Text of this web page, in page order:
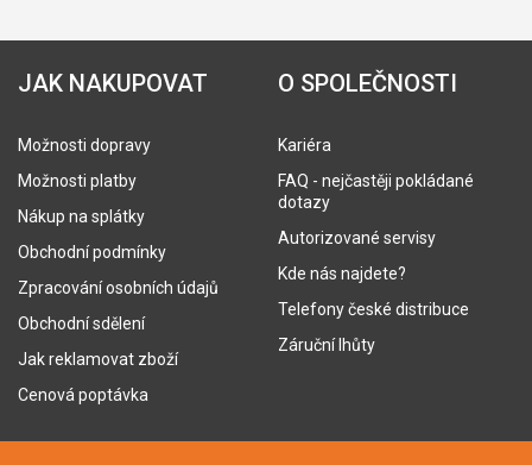
JAK NAKUPOVAT
Možnosti dopravy
Možnosti platby
Nákup na splátky
Obchodní podmínky
Zpracování osobních údajů
Obchodní sdělení
Jak reklamovat zboží
Cenová poptávka
O SPOLEČNOSTI
Kariéra
FAQ - nejčastěji pokládané
dotazy
Autorizované servisy
Kde nás najdete?
Telefony české distribuce
Záruční lhůty